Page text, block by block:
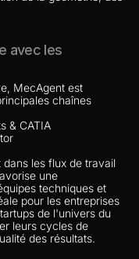
avec les
MecAgent est
chaînes
& CATIA
les flux de travail
une
techniques et
pour les entreprises
de l'univers du
leurs cycles de
des résultats.